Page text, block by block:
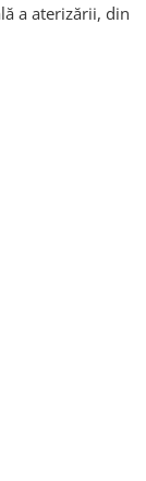
a aterizării, din